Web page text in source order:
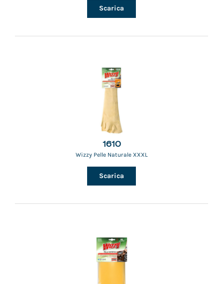
Scarica
1610
Wizzy Pelle Naturale XXXL
Scarica